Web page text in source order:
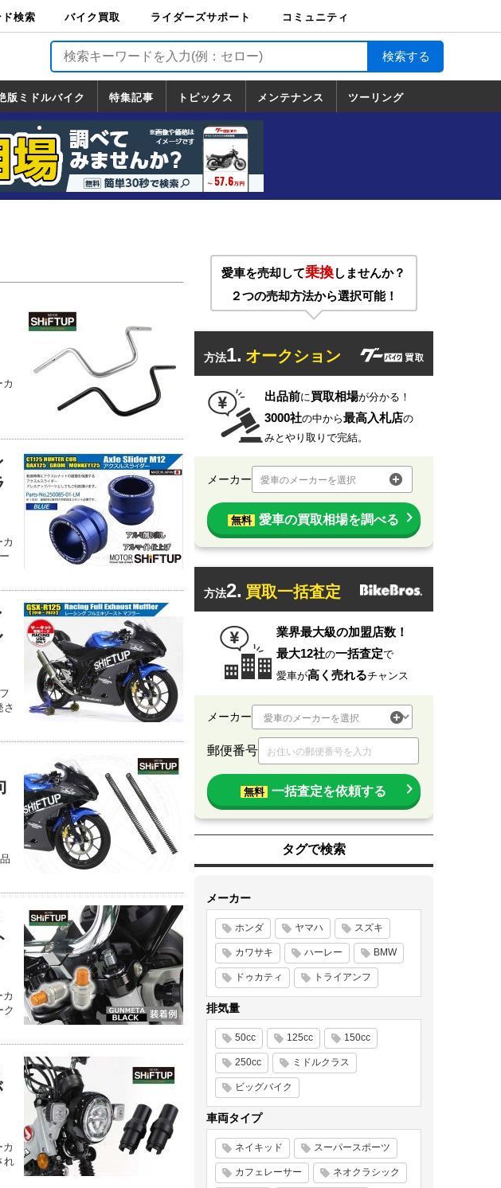
検索 バイク買取
バイク買取
ライダーズサポート
ライダーズサポート
TOP
バイク輸送
バイクガレージライ
フ
バイク車両保険
ロードサービス
バイク試乗
コミュニティ
版ミドルバイク
絶版ミドルバイク
覧
ホンダ
ヤマハ
スズキ
カワサキ
特集記事 トピックス
トピックス
一覧
ホンダ
ヤマハ
スズキ
カワサキ
ハーレーダ
ビッドソン
BMW
ドゥカティ
トライアン
フ
メンテナンス ツーリング
隊
情報局
選
ング
ク
れ
愛車を売却して乗換しませんか？
２つの売却方法から選択可能！
方法1. オークション
出品前に買取相場が分かる！
3000社の中から最高入札店の
みとやり取りで完結。
メーカー 愛車のメーカーを選択
無料 愛車の買取相場を調べる
方法2. 買取一括査定
業界最大級の加盟店数！
最大12社の一括査定で
愛車が高く売れるチャンス
メーカー
郵便番号
無料 一括査定を依頼する
タグで検索
メーカー
ホンダ ヤマハ スズキ
カワサキ ハーレー BMW
ドゥカティ トライアンフ
排気量
50cc 125cc 150cc
250cc ミドルクラス
ビッグバイク
車両タイプ
ネイキッド スーパースポーツ
カフェレーサー ネオクラシック